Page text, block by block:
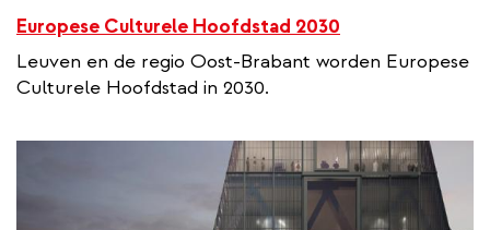
Europese Culturele Hoofdstad 2030
Leuven en de regio Oost-Brabant worden Europese
Culturele Hoofdstad in 2030.